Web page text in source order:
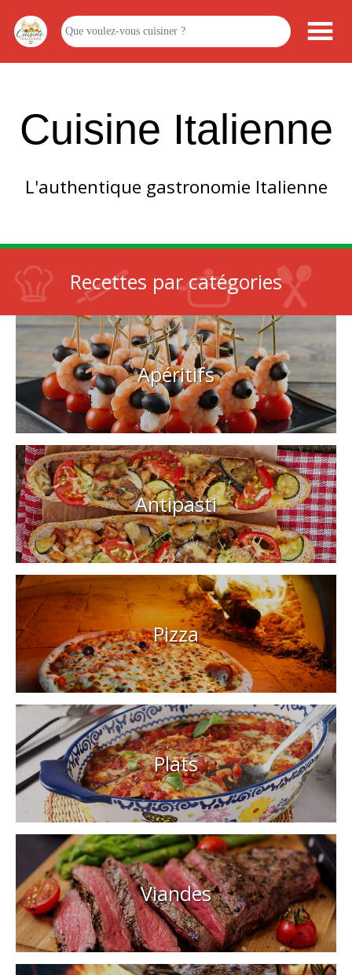
Cuisine Italienne
L'authentique gastronomie Italienne
Recettes par catégories
Apéritifs
Antipasti
Pizza
Plats
Viandes